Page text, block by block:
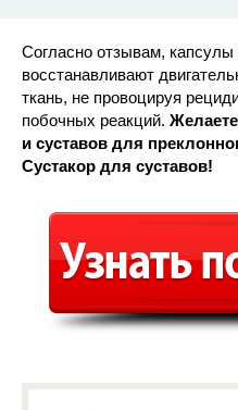
Согласно отзывам,
восстанавливают
ткань, не провоцируя
побочных реакций.
и суставов для
Сустакор для суставов!